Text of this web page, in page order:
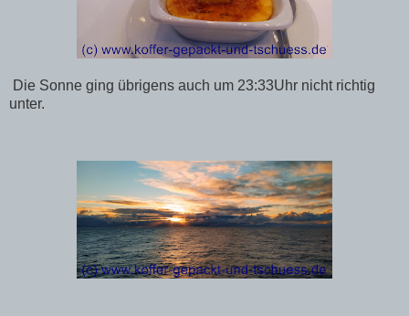
Die Sonne ging übrigens auch um 23:33Uhr nicht richtig
unter.